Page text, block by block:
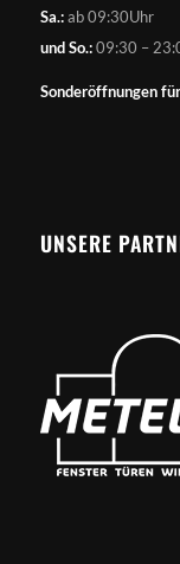
Sa.:ab 09:30Uhr
und So.:09:30 –
Sonderöffnungen
UNSERE